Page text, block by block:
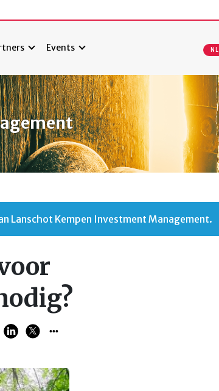
Events NL
Lanschot Kempen Investment Management.